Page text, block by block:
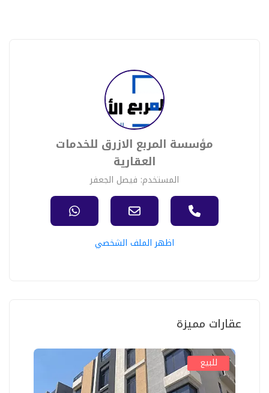
مؤسسة المربع الازرق للخدمات
العقارية
المستخدم: فيصل الجعفر
اظهر الملف الشخصي
عقارات مميزة
للبيع